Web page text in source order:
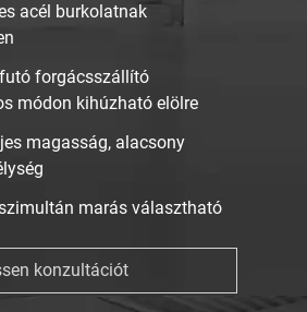
acél burkolatnak
forgácsszállító
módon kihúzható elölre
magasság, alacsony
marás választható
konzultációt